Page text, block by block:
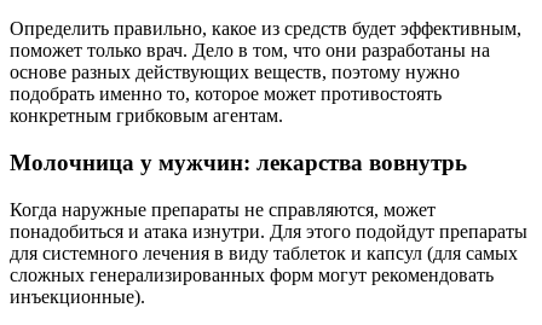
Определить правильно, какое из средств будет эффективным,
поможет только врач. Дело в том, что они разработаны на
основе разных действующих веществ, поэтому нужно
подобрать именно то, которое может противостоять
конкретным грибковым агентам.
Молочница у мужчин: лекарства вовнутрь
Когда наружные препараты не справляются, может
понадобиться и атака изнутри. Для этого подойдут препараты
для системного лечения в виду таблеток и капсул (для самых
сложных генерализированных форм могут рекомендовать
инъекционные).